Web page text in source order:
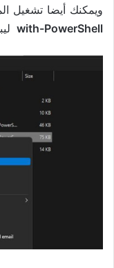
ويمكنك أيضا تشغيل
with-PowerShell